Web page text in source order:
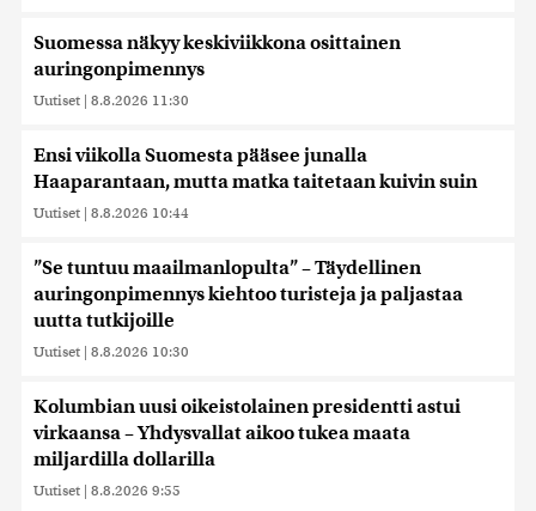
Suomessa näkyy keskiviikkona osittainen
auringonpimennys
Uutiset | 8.8.2026 11:30
Ensi viikolla Suomesta pääsee junalla
Haaparantaan, mutta matka taitetaan kuivin suin
Uutiset | 8.8.2026 10:44
”Se tuntuu maailmanlopulta” – Täydellinen
auringonpimennys kiehtoo turisteja ja paljastaa
uutta tutkijoille
Uutiset | 8.8.2026 10:30
Kolumbian uusi oikeistolainen presidentti astui
virkaansa – Yhdysvallat aikoo tukea maata
miljardilla dollarilla
Uutiset | 8.8.2026 9:55